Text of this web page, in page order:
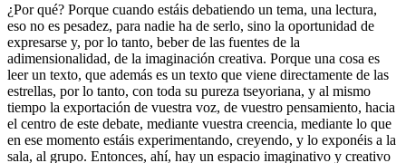
¿Por qué? Porque cuando estáis debatiendo un tema, una lectura,
eso no es pesadez, para nadie ha de serlo, sino la oportunidad de
expresarse y, por lo tanto, beber de las fuentes de la
adimensionalidad, de la imaginación creativa. Porque una cosa es
leer un texto, que además es un texto que viene directamente de las
estrellas, por lo tanto, con toda su pureza tseyoriana, y al mismo
tiempo la exportación de vuestra voz, de vuestro pensamiento, hacia
el centro de este debate, mediante vuestra creencia, mediante lo que
en ese momento estáis experimentando, creyendo, y lo exponéis a la
sala, al grupo. Entonces, ahí, hay un espacio imaginativo y creativo